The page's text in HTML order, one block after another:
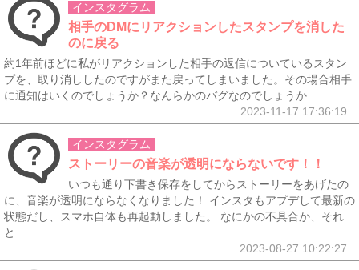
インスタグラム
相手のDMにリアクションしたスタンプを消した
のに戻る
約1年前ほどに私がリアクションした相手の返信についているスタン
プを、取り消ししたのですがまた戻ってしまいました。その場合相手
に通知はいくのでしょうか？なんらかのバグなのでしょうか...
2023-11-17 17:36:19
インスタグラム
ストーリーの音楽が透明にならないです！！
いつも通り下書き保存をしてからストーリーをあげたの
に、音楽が透明にならなくなりました！ インスタもアプデして最新の
状態だし、スマホ自体も再起動しました。 なにかの不具合か、それ
と...
2023-08-27 10:22:27